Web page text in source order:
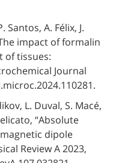
Santos, A. Félix, J.
impact of formalin
of tissues:
Journal
L. Duval, S. Macé,
“Absolute
dipole
Review A 2023,